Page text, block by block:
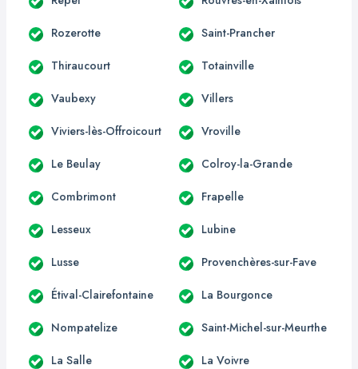
Rozerotte Saint-Prancher
Thiraucourt Totainville
Vaubexy Villers
Viviers-lès-Offroicourt Vroville
Le Beulay Colroy-la-Grande
Combrimont Frapelle
Lesseux Lubine
Lusse Provenchères-sur-Fave
Étival-Clairefontaine La Bourgonce
Nompatelize Saint-Michel-sur-Meurthe
La Salle La Voivre